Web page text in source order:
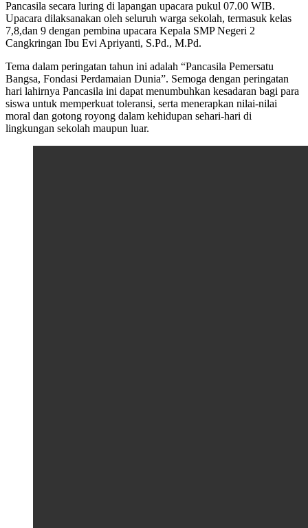
Pancasila secara luring di lapangan upacara pukul 07.00 WIB.
Upacara dilaksanakan oleh seluruh warga sekolah, termasuk kelas
7,8,dan 9 dengan pembina upacara Kepala SMP Negeri 2
Cangkringan Ibu Evi Apriyanti, S.Pd., M.Pd.
Tema dalam peringatan tahun ini adalah “Pancasila Pemersatu
Bangsa, Fondasi Perdamaian Dunia”. Semoga dengan peringatan
hari lahirnya Pancasila ini dapat menumbuhkan kesadaran bagi para
siswa untuk memperkuat toleransi, serta menerapkan nilai-nilai
moral dan gotong royong dalam kehidupan sehari-hari di
lingkungan sekolah maupun luar.